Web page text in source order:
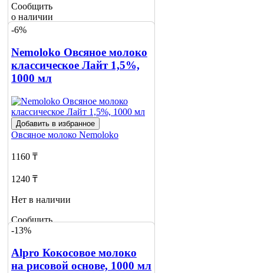
Сообщить
о наличии
-6%
Nemoloko Овсяное молоко
классическое Лайт 1,5%,
1000 мл
Добавить в избранное
Овсяное молоко Nemoloko
1160 ₸
1240 ₸
Нет в наличии
Сообщить
о наличии
-13%
Alpro Кокосовое молоко
на рисовой основе, 1000 мл